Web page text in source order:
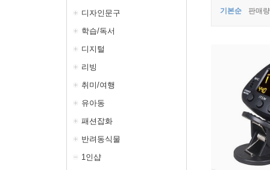
디자인문구
학습/독서
디지털
리빙
취미/여행
유아동
패션잡화
반려동식물
1인샵
기본순 판매